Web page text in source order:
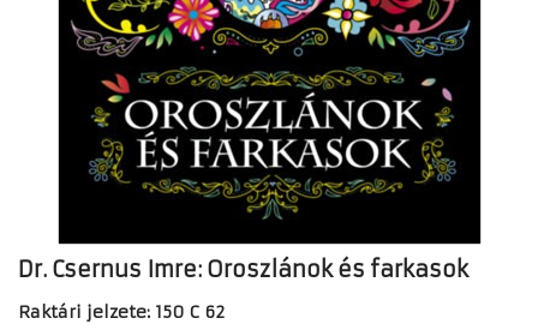
Dr. Csernus Imre: Oroszlánok és farkasok
Raktári jelzete: 150 C 62